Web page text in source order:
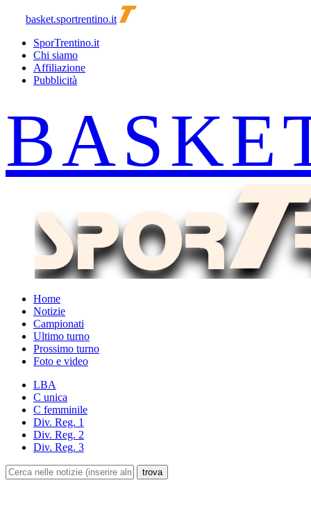
basket.sportrentino.it
SporTrentino.it
Chi siamo
Affiliazione
Pubblicità
Home
Notizie
Campionati
Ultimo turno
Prossimo turno
Foto e video
LBA
C unica
C femminile
Div. Reg. 1
Div. Reg. 2
Div. Reg. 3